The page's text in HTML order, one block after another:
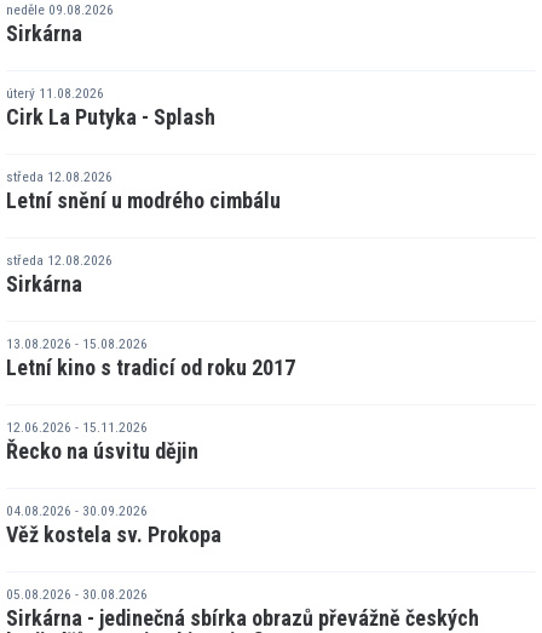
neděle 09.08.2026
Sirkárna
úterý 11.08.2026
Cirk La Putyka - Splash
středa 12.08.2026
Letní snění u modrého cimbálu
středa 12.08.2026
Sirkárna
13.08.2026 - 15.08.2026
Letní kino s tradicí od roku 2017
12.06.2026 - 15.11.2026
Řecko na úsvitu dějin
04.08.2026 - 30.09.2026
Věž kostela sv. Prokopa
05.08.2026 - 30.08.2026
Sirkárna - jedinečná sbírka obrazů převážně českých